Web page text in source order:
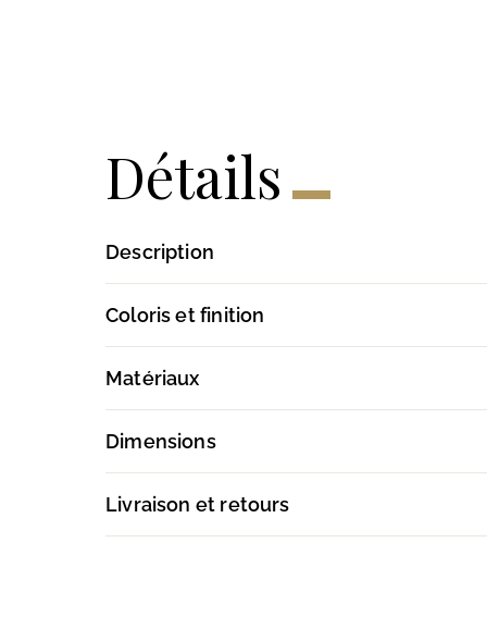
Détails
Description
Coloris et finition
Matériaux
Dimensions
Livraison et retours